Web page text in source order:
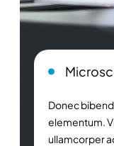
Donec
elementum.
ullamcorper